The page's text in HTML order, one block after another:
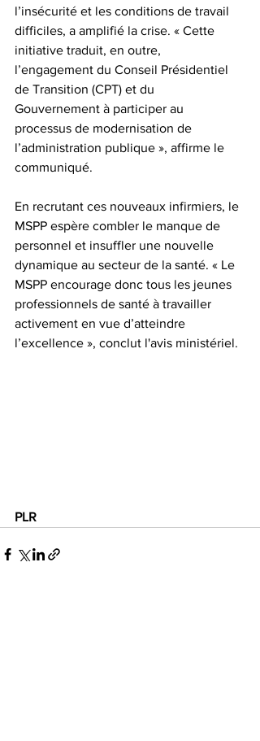
l’insécurité et les conditions de travail
difficiles, a amplifié la crise. « Cette
initiative traduit, en outre,
l’engagement du Conseil Présidentiel
de Transition (CPT) et du
Gouvernement à participer au
processus de modernisation de
l’administration publique », affirme le
communiqué.
En recrutant ces nouveaux infirmiers, le
MSPP espère combler le manque de
personnel et insuffler une nouvelle
dynamique au secteur de la santé. « Le
MSPP encourage donc tous les jeunes
professionnels de santé à travailler
activement en vue d’atteindre
l’excellence », conclut l'avis ministériel.
PLR